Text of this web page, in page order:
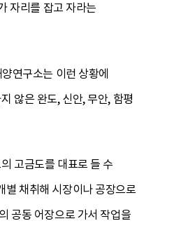
자리를 잡고 자라는
연구소는 이런 상황에
않은 완도, 신안, 무안, 함평
고금도를 대표로 들 수
별 채취해 시장이나 공장으로
공동 어장으로 가서 작업을